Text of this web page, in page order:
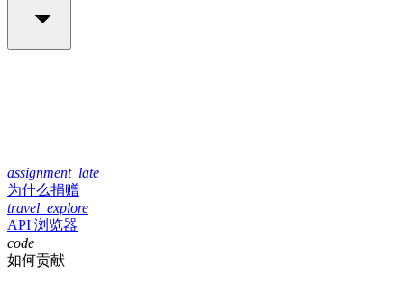
assignment_late
为什么捐赠
travel_explore
API 浏览器
code
如何贡献